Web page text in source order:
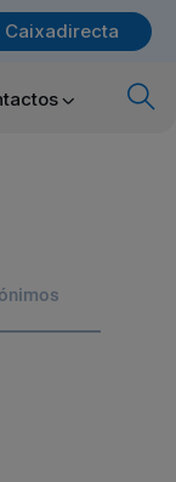
Caixadirecta
Login
x